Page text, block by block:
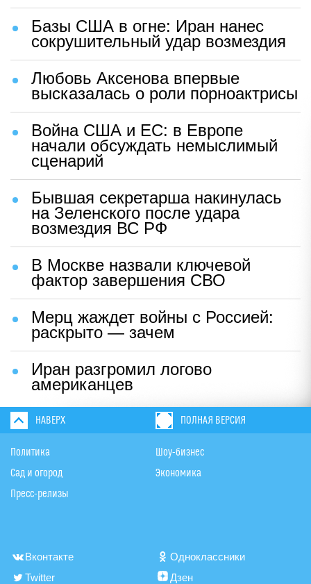
Базы США в огне: Иран нанес
сокрушительный удар возмездия
Любовь Аксенова впервые
высказалась о роли порноактрисы
Война США и ЕС: в Европе
начали обсуждать немыслимый
сценарий
Бывшая секретарша накинулась
на Зеленского после удара
возмездия ВС РФ
В Москве назвали ключевой
фактор завершения СВО
Мерц жаждет войны с Россией:
раскрыто — зачем
Иран разгромил логово
американцев
НАВЕРХ ПОЛНАЯ ВЕРСИЯ
Политика
Сад и огород
Пресс-релизы
Шоу-бизнес
Экономика
Вконтакте
Одноклассники
Twitter
Дзен